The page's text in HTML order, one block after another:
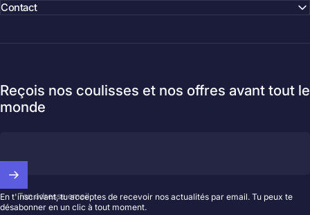
Contact
Reçois nos coulisses et nos offres avant tout le
monde
Ton adresse email
En t'inscrivant, tu acceptes de recevoir nos actualités par email. Tu peux te
désabonner en un clic à tout moment.